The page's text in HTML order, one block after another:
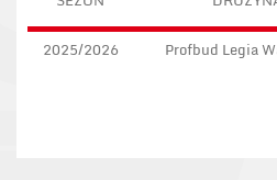
2025/2026 Profbud Legia